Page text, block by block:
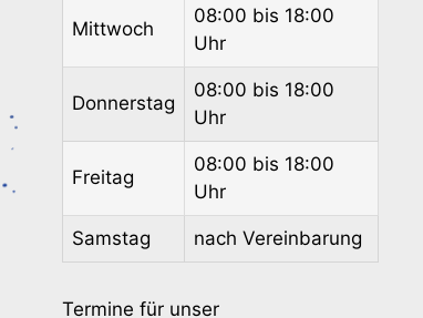
Mittwoch
08:00 bis 18:00
Uhr
Donnerstag
08:00 bis 18:00
Uhr
Freitag
08:00 bis 18:00
Uhr
Samstag nach Vereinbarung
Termine für unser